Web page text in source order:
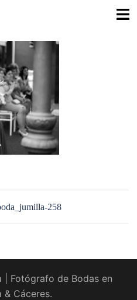
258
Fotógrafo de Bodas en
& Cáceres.